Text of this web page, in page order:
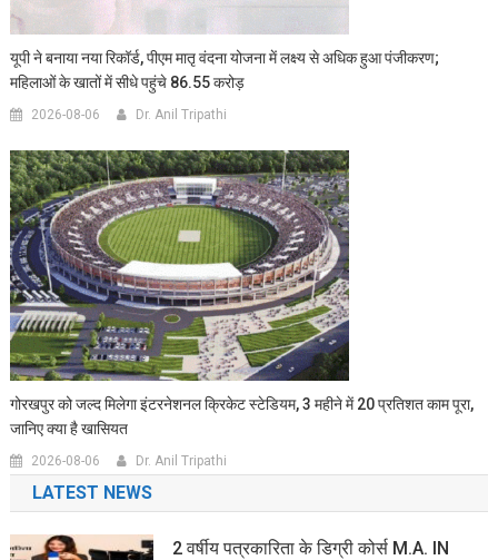
यूपी ने बनाया नया रिकॉर्ड, पीएम मातृ वंदना योजना में लक्ष्य से अधिक हुआ पंजीकरण;
महिलाओं के खातों में सीधे पहुंचे 86.55 करोड़
2026-08-06 Dr. Anil Tripathi
गोरखपुर को जल्द मिलेगा इंटरनेशनल क्रिकेट स्टेडियम, 3 महीने में 20 प्रतिशत काम पूरा,
जानिए क्या है खासियत
2026-08-06 Dr. Anil Tripathi
LATEST NEWS
2 वर्षीय पत्रकारिता के डिग्री कोर्स M.A. IN